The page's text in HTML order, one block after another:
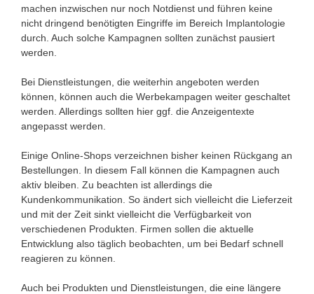
machen inzwischen nur noch Notdienst und führen keine
nicht dringend benötigten Eingriffe im Bereich Implantologie
durch. Auch solche Kampagnen sollten zunächst pausiert
werden.
Bei Dienstleistungen, die weiterhin angeboten werden
können, können auch die Werbekampagen weiter geschaltet
werden. Allerdings sollten hier ggf. die Anzeigentexte
angepasst werden.
Einige Online-Shops verzeichnen bisher keinen Rückgang an
Bestellungen. In diesem Fall können die Kampagnen auch
aktiv bleiben. Zu beachten ist allerdings die
Kundenkommunikation. So ändert sich vielleicht die Lieferzeit
und mit der Zeit sinkt vielleicht die Verfügbarkeit von
verschiedenen Produkten. Firmen sollen die aktuelle
Entwicklung also täglich beobachten, um bei Bedarf schnell
reagieren zu können.
Auch bei Produkten und Dienstleistungen, die eine längere